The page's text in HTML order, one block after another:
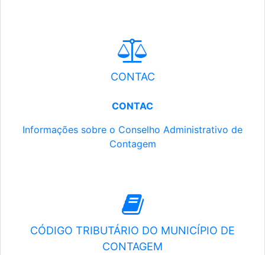
CONTAC
CONTAC
Informações sobre o Conselho Administrativo de
Contagem
CÓDIGO TRIBUTÁRIO DO MUNICÍPIO DE
CONTAGEM